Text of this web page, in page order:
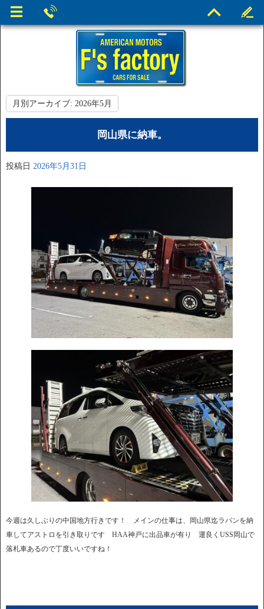
月別アーカイブ: 2026年5月
岡山県に納車。
投稿日 2026年5月31日
今週は久しぶりの中国地方行きです！ メインの仕事は、岡山県迄ラパンを納
車してアストロを引き取りです HAA神戸に出品車が有り 運良くUSS岡山で
落札車あるので丁度いいですね！